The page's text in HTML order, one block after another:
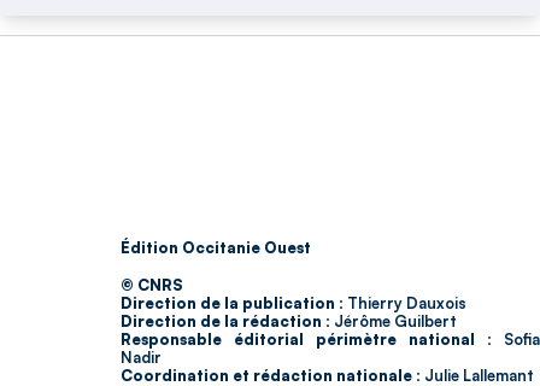
Édition Occitanie Ouest
© CNRS
Direction de la publication : Thierry Dauxois
Direction de la rédaction : Jérôme Guilbert
Responsable éditorial périmètre national : Sofia
Nadir
Coordination et rédaction nationale : Julie Lallemant